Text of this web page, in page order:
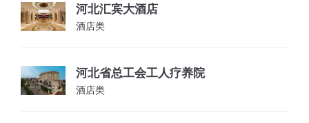
河北汇宾大酒店
酒店类
河北省总工会工人疗养院
酒店类